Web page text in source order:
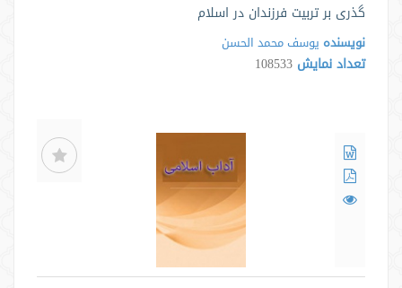
گذری بر تربیت فرزندان در اسلام
نویسنده يوسف محمد الحسن
تعداد نمایش 108533